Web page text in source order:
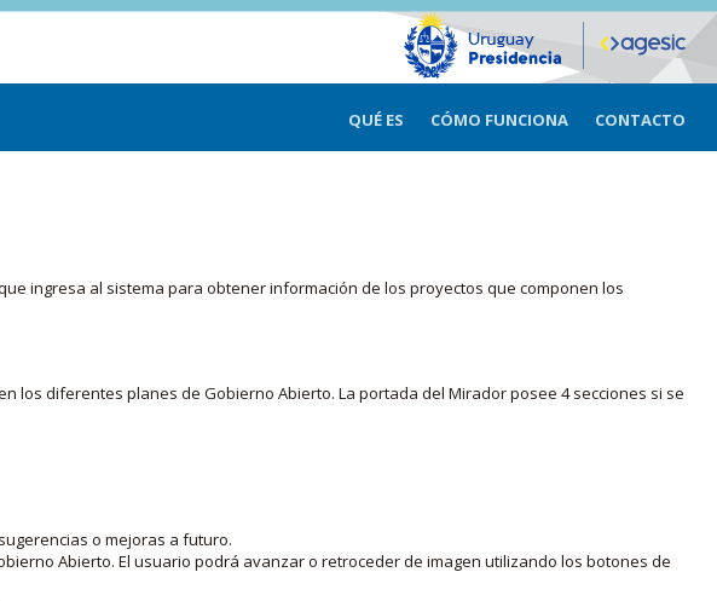
QUÉ ES CÓMO FUNCIONA CONTACTO
ingresa al sistema para obtener información de los proyectos que componen los
los diferentes planes de Gobierno Abierto. La portada del Mirador posee 4 secciones si se
o mejoras a futuro.
Abierto. El usuario podrá avanzar o retroceder de imagen utilizando los botones de